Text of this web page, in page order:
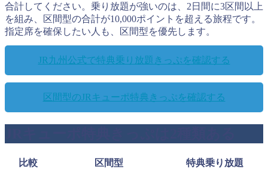
合計してください。乗り放題が強いのは、2日間に3区間以上
を組み、区間型の合計が10,000ポイントを超える旅程です。
指定席を確保したい人も、区間型を優先します。
JR九州公式で特典乗り放題きっぷを確認する
区間型のJRキューポ特典きっぷを確認する
比較 区間型 特典乗り放題